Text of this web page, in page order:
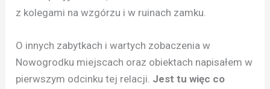
z kolegami na wzgórzu i w ruinach zamku.
O innych zabytkach i wartych zobaczenia w
Nowogrodku miejscach oraz obiektach napisałem w
pierwszym odcinku tej relacji. Jest tu więc co